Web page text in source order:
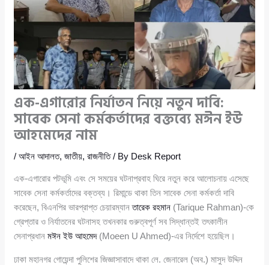
এক-এগারোর নির্যাতন নিয়ে নতুন দাবি:
সাবেক সেনা কর্মকর্তাদের বক্তব্যে মঈন ইউ
আহমেদের নাম
/আইন আদালত,জাতীয়,রাজনীতি/ By Desk Report
এক-এগারোর পটভূমি এবং সে সময়ের ঘটনাপ্রবাহ ঘিরে নতুন করে আলোচনায় এসেছে
সাবেক সেনা কর্মকর্তাদের বক্তব্য। রিমান্ডে থাকা তিন সাবেক সেনা কর্মকর্তা দাবি
করেছেন, বিএনপির ভারপ্রাপ্ত চেয়ারম্যানতারেক রহমান (Tarique Rahman)-কে
গ্রেপ্তার ও নির্যাতনের ঘটনাসহ তখনকার গুরুত্বপূর্ণ সব সিদ্ধান্তই তৎকালীন
সেনাপ্রধানমঈন ইউ আহমেদ(Moeen U Ahmed)-এর নির্দেশে হয়েছিল।
ঢাকা মহানগর গোয়েন্দা পুলিশের জিজ্ঞাসাবাদে থাকা লে. জেনারেল (অব.) মাসুদ উদ্দিন